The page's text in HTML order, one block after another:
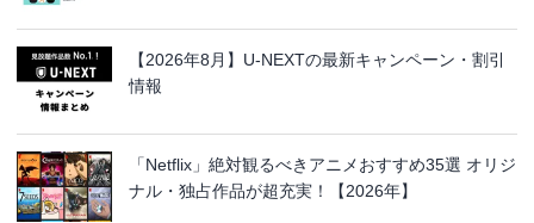
【2026年8月】U-NEXTの最新キャンペーン・割引
情報
「Netflix」絶対観るべきアニメおすすめ35選 オリジ
ナル・独占作品が超充実！【2026年】